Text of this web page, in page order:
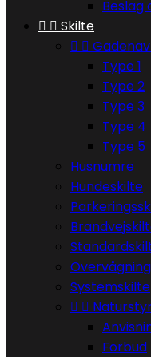
Beslag
  Skilte
 
Type 1
Type 2
Type 3
Type 4
Type 5
Husnumre
Hundeskilte
Overvågning
Systemskilte
 
Forbud